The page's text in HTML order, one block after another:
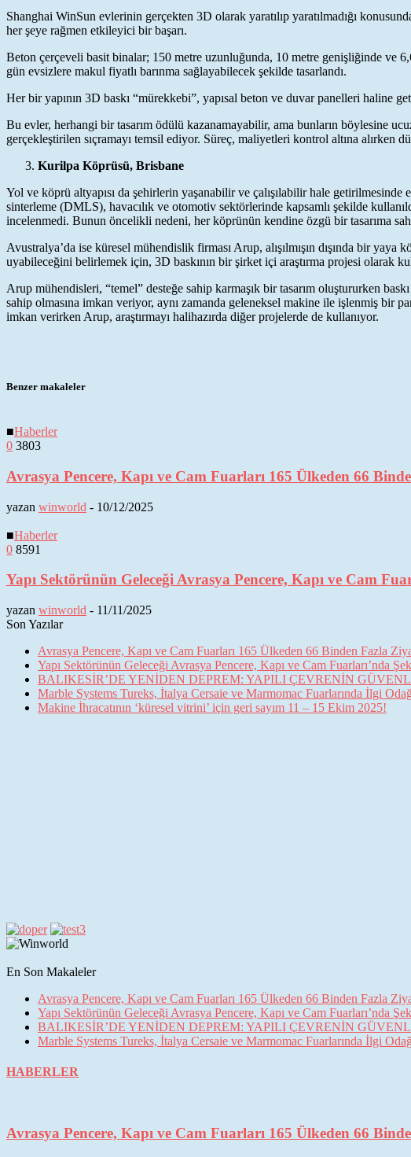
Shanghai WinSun evlerinin gerçekten 3D olarak yaratılıp yaratılmadığı
her şeye rağmen etkileyici bir başarı.
Beton çerçeveli basit binalar; 150 metre uzunluğunda, 10 metre genişliğinde ve
gün evsizlere makul fiyatlı barınma sağlayabilecek şekilde tasarlandı.
Her bir yapının 3D baskı “mürekkebi”, yapısal beton ve duvar panelleri haline
Bu evler, herhangi bir tasarım ödülü kazanamayabilir, ama bunların böylesine
gerçekleştirilen sıçramayı temsil ediyor. Süreç, maliyetleri kontrol altına
Kurilpa Köprüsü, Brisbane
Yol ve köprü altyapısı da şehirlerin yaşanabilir ve çalışılabilir hale getirilmesinde
sinterleme (DMLS), havacılık ve otomotiv sektörlerinde kapsamlı şekilde
incelenmedi. Bunun öncelikli nedeni, her köprünün kendine özgü bir tasarıma
Avustralya’da ise küresel mühendislik firması Arup, alışılmışın dışında bir
uyabileceğini belirlemek için, 3D baskının bir şirket içi araştırma projesi olarak
Arup mühendisleri, “temel” desteğe sahip karmaşık bir tasarım oluştururken
sahip olmasına imkan veriyor, aynı zamanda geleneksel makine ile işlenmiş bir
imkan verirken Arup, araştırmayı halihazırda diğer projelerde de kullanıyor.
Benzer makaleler
■Haberler
0 3803
Avrasya Pencere, Kapı ve Cam Fuarları 165 Ülkeden 66
yazan winworld - 10/12/2025
■Haberler
0 8591
Yapı Sektörünün Geleceği Avrasya Pencere, Kapı ve Cam
yazan winworld - 11/11/2025
Son Yazılar
Avrasya Pencere, Kapı ve Cam Fuarları 165 Ülkeden 66 Binden Fazla
Yapı Sektörünün Geleceği Avrasya Pencere, Kapı ve Cam Fuarları’nda
BALIKESİR’DE YENİDEN DEPREM: YAPILI ÇEVRENİN
Marble Systems Tureks, İtalya Cersaie ve Marmomac Fuarlarında İlgi
Makine İhracatının ‘küresel vitrini’ için geri sayım 11 – 15 Ekim 2025!
En Son Makaleler
Avrasya Pencere, Kapı ve Cam Fuarları 165 Ülkeden 66 Binden Fazla
Yapı Sektörünün Geleceği Avrasya Pencere, Kapı ve Cam Fuarları’nda
BALIKESİR’DE YENİDEN DEPREM: YAPILI ÇEVRENİN
Marble Systems Tureks, İtalya Cersaie ve Marmomac Fuarlarında İlgi
HABERLER
Avrasya Pencere, Kapı ve Cam Fuarları 165 Ülkeden 66